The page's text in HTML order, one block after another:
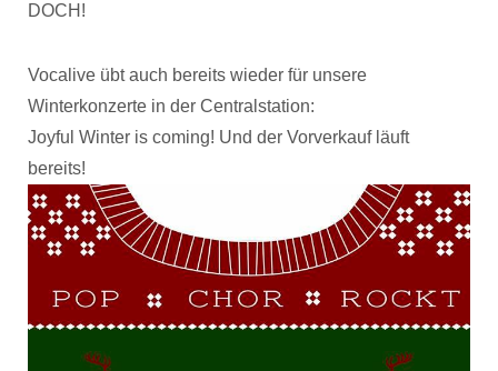
DOCH!
Vocalive übt auch bereits wieder für unsere
Winterkonzerte in der Centralstation:
Joyful Winter is coming! Und der Vorverkauf läuft
bereits!